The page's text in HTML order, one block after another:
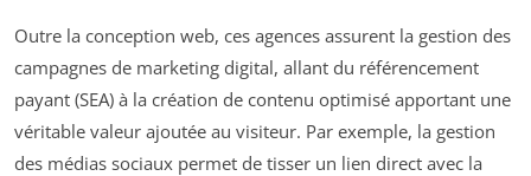
Outre la conception web, ces agences assurent la gestion des
campagnes de marketing digital, allant du référencement
payant (SEA) à la création de contenu optimisé apportant une
véritable valeur ajoutée au visiteur. Par exemple, la gestion
des médias sociaux permet de tisser un lien direct avec la